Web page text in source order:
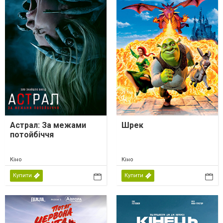
Астрал: За межами
потойбіччя
Кіно
Купити
Шрек
Кіно
Купити